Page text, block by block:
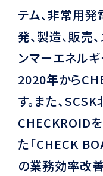
テム、非常用
発、製造、販売
ンマーエネル
2020年から
す。また、
CHECKROID
た「CHECK
の業務効率改